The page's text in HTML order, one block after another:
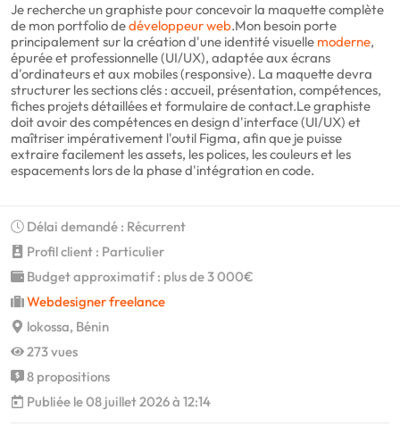
Je recherche un graphiste pour concevoir la maquette complète
de mon portfolio dedéveloppeurweb.Mon besoin porte
principalement sur la création d'une identité visuelle moderne,
épurée et professionnelle (UI/UX), adaptée aux écrans
d'ordinateurs et aux mobiles (responsive). La maquette devra
structurer les sections clés : accueil, présentation, compétences,
fiches projets détaillées et formulaire de contact.Le graphiste
doit avoir des compétences en design d'interface (UI/UX) et
maîtriser impérativement l'outil Figma, afin que je puisse
extraire facilement les assets, les polices, les couleurs et les
espacements lors de la phase d'intégration en code.
Délai demandé : Récurrent
Profil client : Particulier
Budget approximatif : plus de 3 000€
Webdesigner freelance
lokossa, Bénin
273 vues
8 propositions
Publiée le 08 juillet 2026 à 12:14